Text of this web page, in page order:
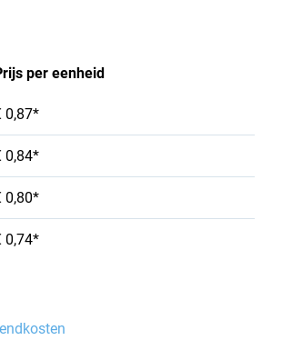
per eenheid
0,87*
0,84*
0,80*
0,74*